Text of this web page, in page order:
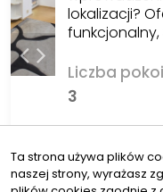
lokalizacji?
Liczba pokoi
3
38,83 PLN/m
Ta strona używa plików
naszej strony, wyrażasz